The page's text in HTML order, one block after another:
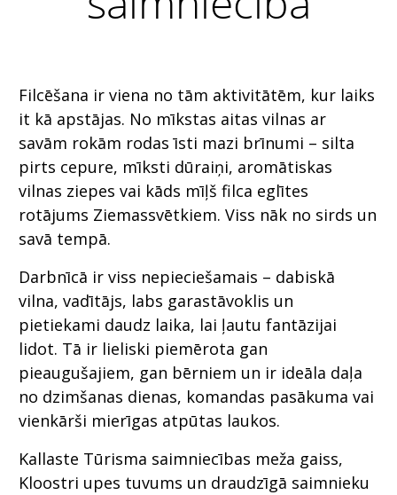
Filcēšana ir viena no tām aktivitātēm, kur laiks
it kā apstājas. No mīkstas aitas vilnas ar
savām rokām rodas īsti mazi brīnumi – silta
pirts cepure, mīksti dūraiņi, aromātiskas
vilnas ziepes vai kāds mīļš filca eglītes
rotājums Ziemassvētkiem. Viss nāk no sirds un
savā tempā.
Darbnīcā ir viss nepieciešamais – dabiskā
vilna, vadītājs, labs garastāvoklis un
pietiekami daudz laika, lai ļautu fantāzijai
lidot. Tā ir lieliski piemērota gan
pieaugušajiem, gan bērniem un ir ideāla daļa
no dzimšanas dienas, komandas pasākuma vai
vienkārši mierīgas atpūtas laukos.
Kallaste Tūrisma saimniecības meža gaiss,
Kloostri upes tuvums un draudzīgā saimnieku